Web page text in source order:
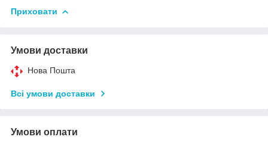
Приховати
Умови доставки
Нова Пошта
Всі умови доставки
Умови оплати